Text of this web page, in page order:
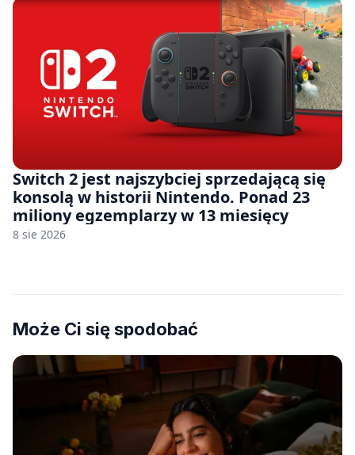
Switch 2 jest najszybciej sprzedającą się
konsolą w historii Nintendo. Ponad 23
miliony egzemplarzy w 13 miesięcy
8 sie 2026
Może Ci się spodobać